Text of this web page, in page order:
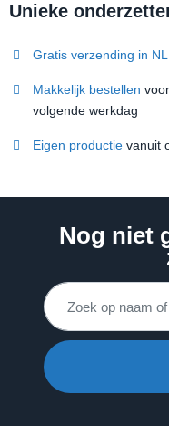
Unieke
Gratis verzending in NL
Makkelijk bestellen
volgende werkdag
Eigen productie vanuit
Nog niet